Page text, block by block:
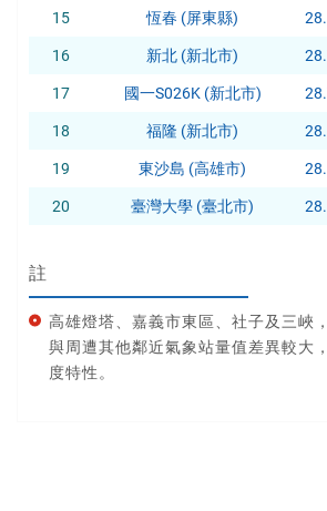
15 恆春 (屏東縣)
16 新北 (新北市)
17 國一S026K (新北市)
18 福隆 (新北市)
19 東沙島 (高雄市)
20 臺灣大學 (臺北市)
註
高雄燈塔、嘉義市東區、社子及三峽
與周遭其他鄰近氣象站量值差異較大
度特性。